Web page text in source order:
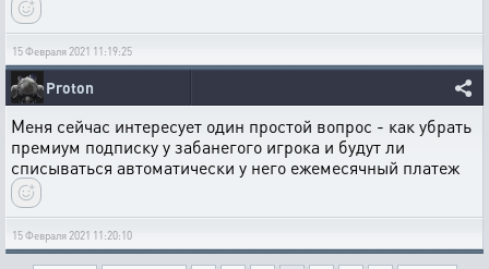
15 Февраля 2021 11:19:25
Proton
Меня сейчас интересует один простой вопрос - как убрать
премиум подписку у забанегого игрока и будут ли
списываться автоматически у него ежемесячный платеж
15 Февраля 2021 11:20:10